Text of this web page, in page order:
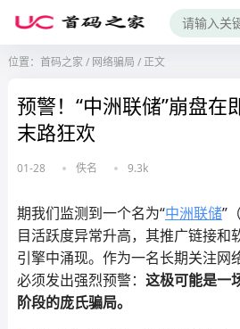
位置： 首码之家 / 网络骗局 /正文
预警！“中洲联储”崩盘在
末路狂欢
01-28 佚名 9.3k
期我们监测到一个名为“中洲联储”（
目活跃度异常升高，其推广链接和
引擎中涌现。作为一名长期关注网
必须发出强烈预警： 这极可能是一
阶段的庞氏骗局。